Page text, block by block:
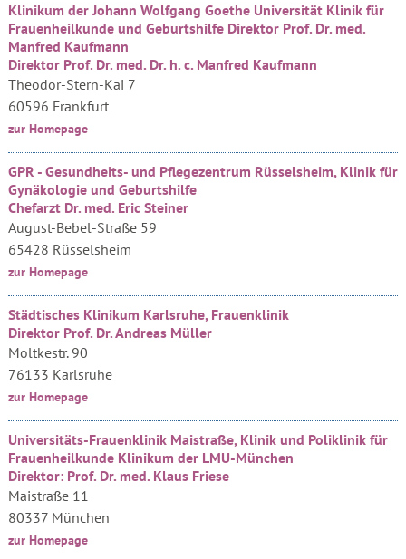
Klinikum der Johann Wolfgang Goethe Universität Klinik für
Frauenheilkunde und Geburtshilfe Direktor Prof. Dr. med.
Manfred Kaufmann
Direktor Prof. Dr. med. Dr. h. c. Manfred Kaufmann
Theodor-Stern-Kai 7
60596 Frankfurt
zur Homepage
GPR - Gesundheits- und Pflegezentrum Rüsselsheim, Klinik für
Gynäkologie und Geburtshilfe
Chefarzt Dr. med. Eric Steiner
August-Bebel-Straße 59
65428 Rüsselsheim
zur Homepage
Städtisches Klinikum Karlsruhe, Frauenklinik
Direktor Prof. Dr. Andreas Müller
Moltkestr. 90
76133 Karlsruhe
zur Homepage
Universitäts-Frauenklinik Maistraße, Klinik und Poliklinik für
Frauenheilkunde Klinikum der LMU-München
Direktor: Prof. Dr. med. Klaus Friese
Maistraße 11
80337 München
zur Homepage